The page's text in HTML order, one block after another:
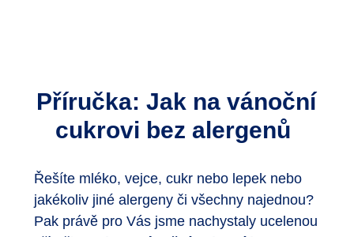
Příručka: Jak na vánoční
cukrovi bez alergenů
Řešíte mléko, vejce, cukr nebo lepek nebo
jakékoliv jiné alergeny či všechny najednou?
Pak právě pro Vás jsme nachystaly ucelenou